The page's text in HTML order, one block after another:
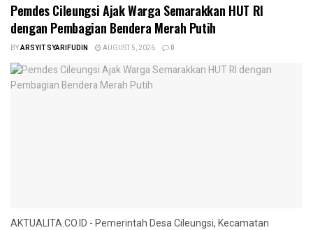
Pemdes Cileungsi Ajak Warga Semarakkan HUT RI
dengan Pembagian Bendera Merah Putih
BYARSYIT SYARIFUDIN AUGUST 5, 2026 0
AKTUALITA.CO.ID - Pemerintah Desa Cileungsi, Kecamatan